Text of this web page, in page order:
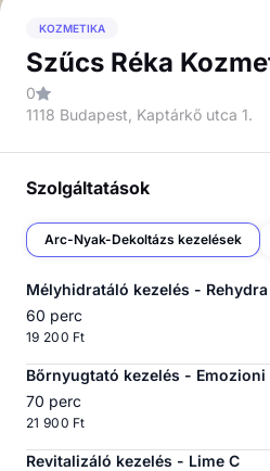
KOZMETIKA
Szűcs Réka
0
1118 Budapest, Kaptárkő utca 1.
Szolgáltatások
Arc-Nyak-Dekoltázs kezelések
Mélyhidratáló kezelés - Rehydra
60 perc
19 200 Ft
Bőrnyugtató kezelés - Emozioni
70 perc
21 900 Ft
Revitalizáló kezelés - Lime C